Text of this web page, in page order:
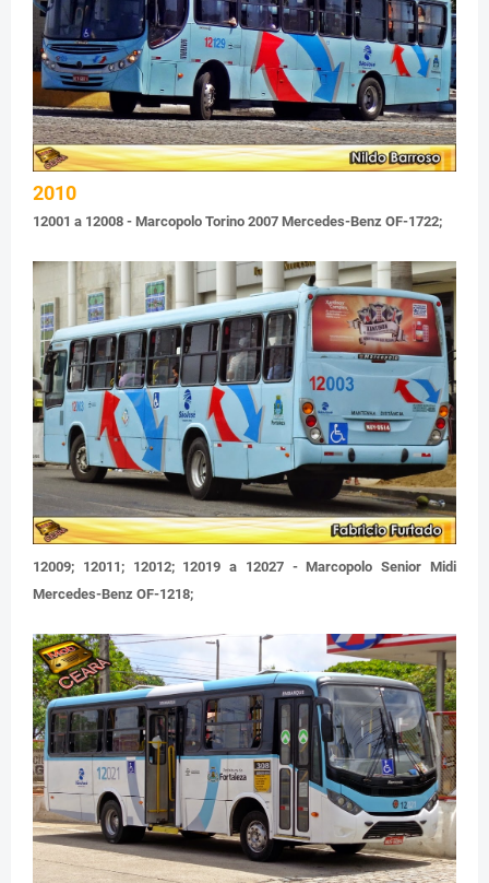
2010
12001 a 12008 - Marcopolo Torino 2007 Mercedes-Benz OF-1722;
12009; 12011; 12012; 12019 a 12027 - Marcopolo Senior Midi
Mercedes-Benz OF-1218;